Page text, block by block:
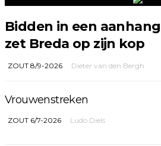
Bidden in een
zet Breda op zijn kop
ZOUT 8/9-2026 Dieter van den Bergh
Vrouwenstreken
ZOUT 6/7-2026 Ludo Diels